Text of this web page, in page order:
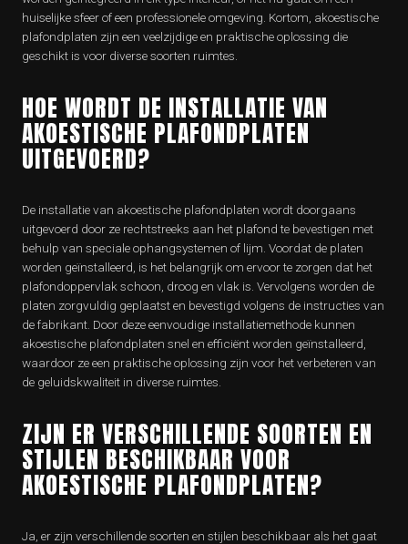
huiselijke sfeer of een professionele omgeving. Kortom, akoestische
plafondplaten zijn een veelzijdige en praktische oplossing die
geschikt is voor diverse soorten ruimtes.
HOE WORDT DE INSTALLATIE VAN
AKOESTISCHE PLAFONDPLATEN
UITGEVOERD?
De installatie van akoestische plafondplaten wordt doorgaans
uitgevoerd door ze rechtstreeks aan het plafond te bevestigen met
behulp van speciale ophangsystemen of lijm. Voordat de platen
worden geïnstalleerd, is het belangrijk om ervoor te zorgen dat het
plafondoppervlak schoon, droog en vlak is. Vervolgens worden de
platen zorgvuldig geplaatst en bevestigd volgens de instructies van
de fabrikant. Door deze eenvoudige installatiemethode kunnen
akoestische plafondplaten snel en efficiënt worden geïnstalleerd,
waardoor ze een praktische oplossing zijn voor het verbeteren van
de geluidskwaliteit in diverse ruimtes.
ZIJN ER VERSCHILLENDE SOORTEN EN
STIJLEN BESCHIKBAAR VOOR
AKOESTISCHE PLAFONDPLATEN?
Ja, er zijn verschillende soorten en stijlen beschikbaar als het gaat